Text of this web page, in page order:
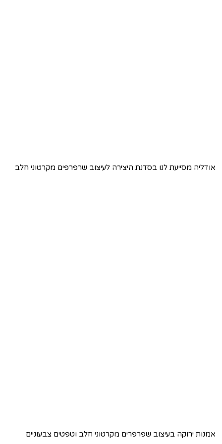
אודליה מסייעת לנו בסדנת היצירה לעיצוב שרפרפים מקרטוני חלב
אמנות ירוקה בעיצוב שפרפרים מקרטוני חלב וטפטים צבעוניים